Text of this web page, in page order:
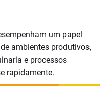
um papel
ambientes produtivos,
e processos
rapidamente.